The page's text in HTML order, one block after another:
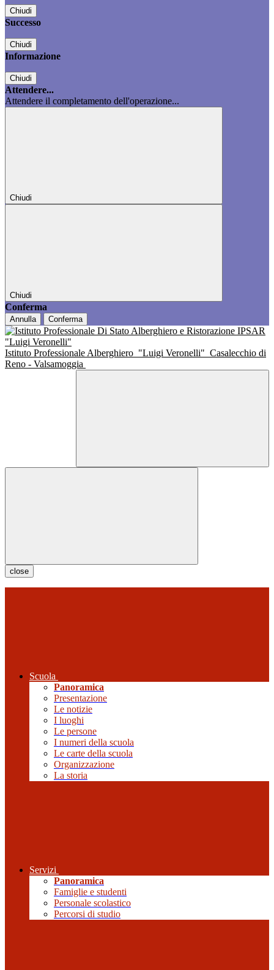
Chiudi
Successo
Chiudi
Informazione
Chiudi
Attendere...
Attendere il completamento dell'operazione...
Chiudi
Chiudi
Conferma
Annulla Conferma
Istituto Professionale Alberghiero "Luigi Veronelli" Casalecchio di
Reno - Valsamoggia
close
Scuola
Panoramica
Presentazione
Le notizie
I luoghi
Le persone
I numeri della scuola
Le carte della scuola
Organizzazione
La storia
Servizi
Panoramica
Famiglie e studenti
Personale scolastico
Percorsi di studio